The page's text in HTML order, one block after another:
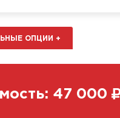
ОПЦИИ +
47 000